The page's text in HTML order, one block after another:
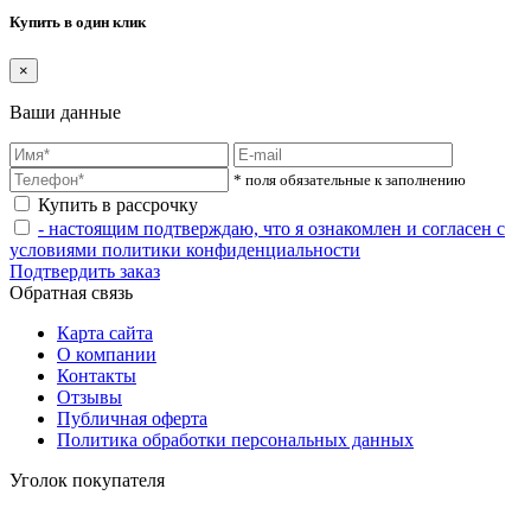
Купить в один клик
×
Ваши данные
* поля обязательные к заполнению
Купить в рассрочку
- настоящим подтверждаю, что я ознакомлен и согласен с
условиями политики конфиденциальности
Подтвердить заказ
Обратная связь
Карта сайта
О компании
Контакты
Отзывы
Публичная оферта
Политика обработки персональных данных
Уголок покупателя